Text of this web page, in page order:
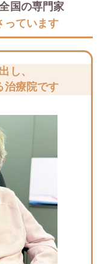
国の専門家
っています
し、
治療院です